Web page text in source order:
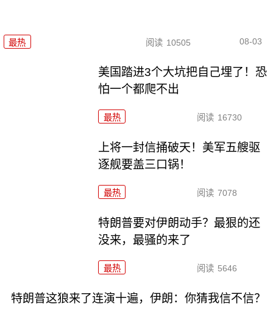
最热 阅读 10505 08-03
美国踏进3个大坑把自己埋了！恐
怕一个都爬不出
最热 阅读 16730
上将一封信捅破天！美军五艘驱
逐舰要盖三口锅！
最热 阅读 7078
特朗普要对伊朗动手？最狠的还
没来，最骚的来了
最热 阅读 5646
特朗普这狼来了连演十遍，伊朗：你猜我信不信？